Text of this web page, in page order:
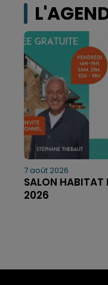
7 août 2026
SALON HABITAT
2026